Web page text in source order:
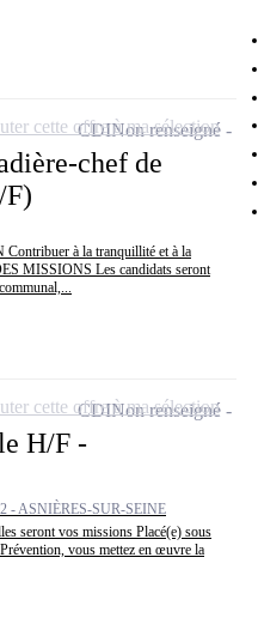
chef de
à la tranquillité et à la
MISSIONS Les candidats seront
CDINon renseigné
cette offre à ma sélection
H/F -
- ASNIÈRES-SUR-SEINE
seront vos missions Placé(e) sous
vous mettez en œuvre la
CDINon renseigné
cette offre à ma sélection